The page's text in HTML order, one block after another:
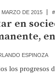
MARZO DE 2015
en
ESPINOZA
los progresos